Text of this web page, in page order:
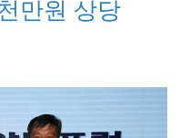
만원 상당